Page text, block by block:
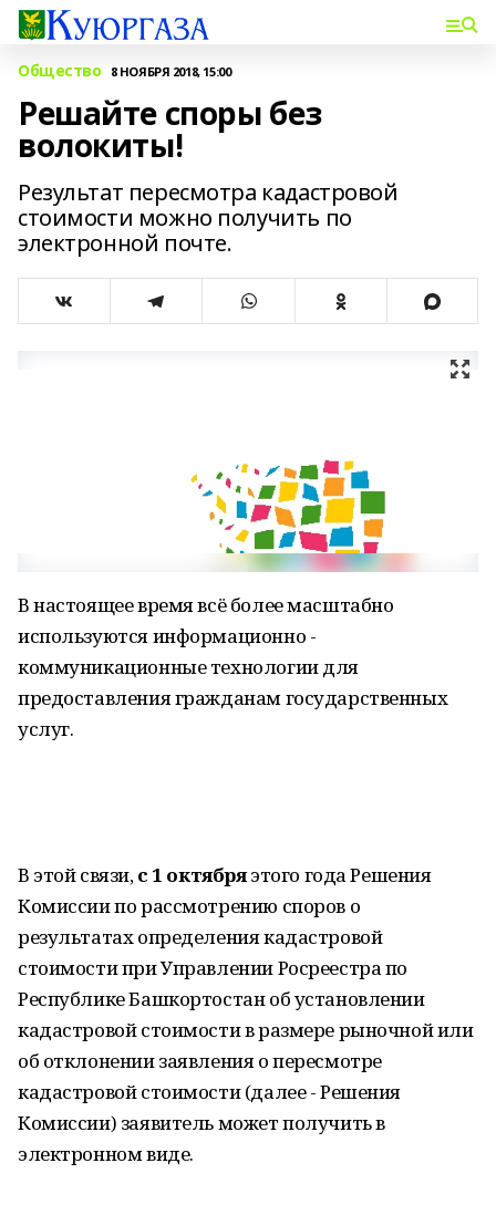
Общество 8 НОЯБРЯ 2018, 15:00
Решайте споры без
волокиты!
Результат пересмотра кадастровой
стоимости можно получить по
электронной почте.
В настоящее время всё более масштабно
используются информационно -
коммуникационные технологии для
предоставления гражданам государственных
услуг.
В этой связи,с 1 октябряэтого года Решения
Комиссии по рассмотрению споров о
результатах определения кадастровой
стоимости при Управлении Росреестра по
Республике Башкортостан об установлении
кадастровой стоимости в размере рыночной или
об отклонении заявления о пересмотре
кадастровой стоимости (далее - Решения
Комиссии) заявитель может получить в
электронном виде.